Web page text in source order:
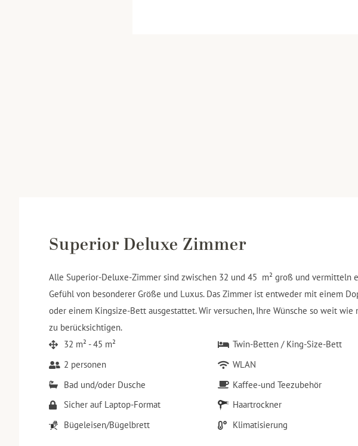
Superior Deluxe Zimmer
Alle Superior-Deluxe-Zimmer sind zwischen 32 und 45 m² groß und vermitteln
Gefühl von besonderer Größe und Luxus. Das Zimmer ist entweder mit einem
oder einem Kingsize-Bett ausgestattet. Wir versuchen, Ihre Wünsche so weit wie
zu berücksichtigen.
32 m² - 45 m²
Twin-Betten / King-Size-Bett
2 personen
WLAN
Bad und/oder Dusche
Kaffee-und Teezubehör
Sicher auf Laptop-Format
Haartrockner
Bügeleisen/Bügelbrett
Klimatisierung